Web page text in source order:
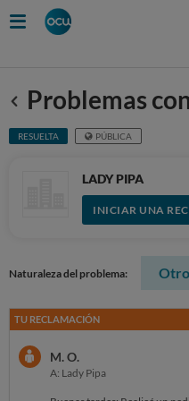
Anterior
Problemas
RESUELTA PÚBLICA
LADY PIPA
INICIAR UNA
Naturaleza del problema: Otro
TU RECLAMACIÓN
M. O.
A: Lady Pipa